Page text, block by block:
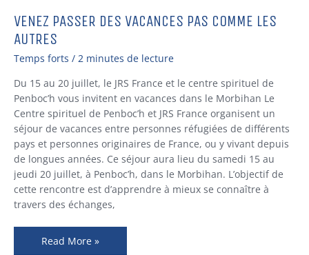
VENEZ PASSER DES VACANCES PAS COMME LES
AUTRES
Temps forts / 2 minutes de lecture
Du 15 au 20 juillet, le JRS France et le centre spirituel de
Penboc’h vous invitent en vacances dans le Morbihan Le
Centre spirituel de Penboc’h et JRS France organisent un
séjour de vacances entre personnes réfugiées de différents
pays et personnes originaires de France, ou y vivant depuis
de longues années. Ce séjour aura lieu du samedi 15 au
jeudi 20 juillet, à Penboc’h, dans le Morbihan. L’objectif de
cette rencontre est d’apprendre à mieux se connaître à
travers des échanges,
Venez
passer
vacances
pas
comme
les
autres
Read More »